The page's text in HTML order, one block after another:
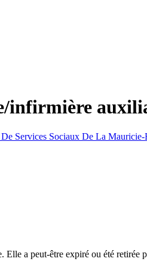
Services Sociaux De La
Elle a peut-être expiré ou été retirée